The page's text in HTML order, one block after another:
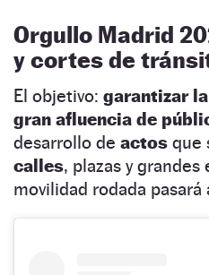
Orgullo Madrid
y cortes de
El objetivo: garantizar
gran afluencia de
desarrollo de actos que
calles, plazas y
movilidad rodada